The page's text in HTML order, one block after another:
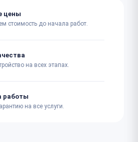
цены
стоимость до начала работ.
на всех этапах.
работы
на все услуги.